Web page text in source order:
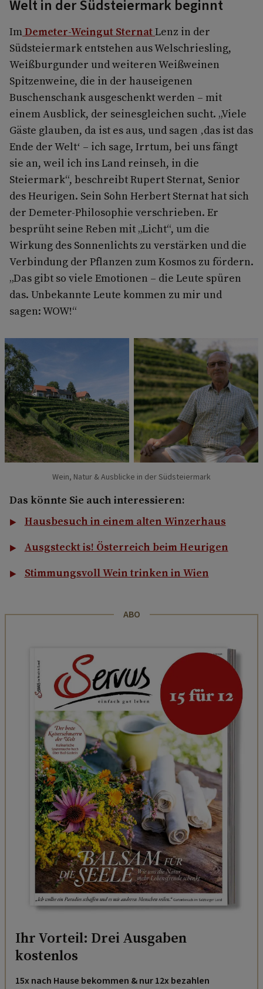
Welt in der Südsteiermark beginnt
ImDemeter-Weingut SternatLenz in der
Südsteiermark entstehen aus Welschriesling,
Weißburgunder und weiteren Weißweinen
Spitzenweine, die in der hauseigenen
Buschenschank ausgeschenkt werden – mit
einem Ausblick, der seinesgleichen sucht. „Viele
Gäste glauben, da ist es aus, und sagen ‚das ist das
Ende der Welt‘ – ich sage, Irrtum, bei uns fängt
sie an, weil ich ins Land reinseh, in die
Steiermark“, beschreibt Rupert Sternat, Senior
des Heurigen. Sein Sohn Herbert Sternat hat sich
der Demeter-Philosophie verschrieben. Er
besprüht seine Reben mit „Licht“, um die
Wirkung des Sonnenlichts zu verstärken und die
Verbindung der Pflanzen zum Kosmos zu fördern.
„Das gibt so viele Emotionen – die Leute spüren
das. Unbekannte Leute kommen zu mir und
sagen: WOW!“
Wein, Natur & Ausblicke in der Südsteiermark
Das könnte Sie auch interessieren:
Hausbesuch in einem alten Winzerhaus
Ausgsteckt is! Österreich beim Heurigen
Stimmungsvoll Wein trinken in Wien
ABO
Ihr Vorteil: Drei Ausgaben
kostenlos
15x nach Hause bekommen & nur 12x bezahlen